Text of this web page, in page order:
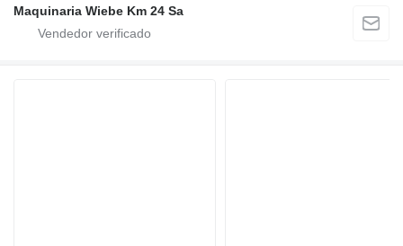
Maquinaria Wiebe Km 24 Sa